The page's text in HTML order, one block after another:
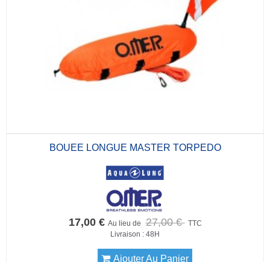
BOUEE LONGUE MASTER TORPEDO
17,00 € Au lieu de 27,00 € TTC
Livraison : 48H
Ajouter Au Panier